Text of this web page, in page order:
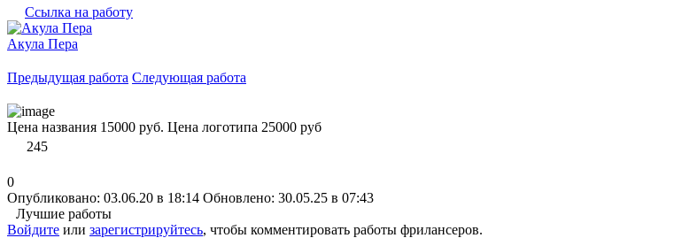
Ссылка на работу
Акула Пера
Предыдущая работа Следующая работа
Цена названия 15000 руб. Цена логотипа 25000 руб
245
0
Опубликовано: 03.06.20 в 18:14 Обновлено: 30.05.25 в 07:43
Лучшие работы
Войдите или зарегистрируйтесь, чтобы комментировать работы фрилансеров.